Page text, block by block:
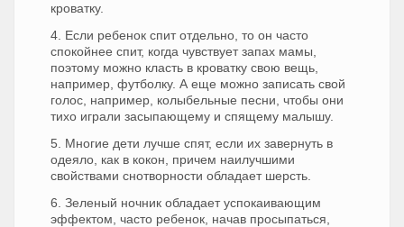
кроватку.
4. Если ребенок спит отдельно, то он часто
спокойнее спит, когда чувствует запах мамы,
поэтому можно класть в кроватку свою вещь,
например, футболку. А еще можно записать свой
голос, например, колыбельные песни, чтобы они
тихо играли засыпающему и спящему малышу.
5. Многие дети лучше спят, если их завернуть в
одеяло, как в кокон, причем наилучшими
свойствами снотворности обладает шерсть.
6. Зеленый ночник обладает успокаивающим
эффектом, часто ребенок, начав просыпаться,